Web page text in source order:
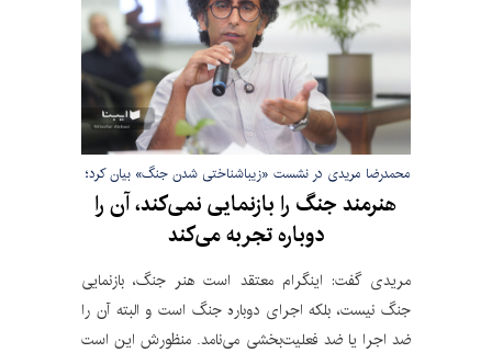
محمدرضا مریدی در نشست «زیباشناختی شدن جنگ» بیان کرد؛
هنرمند جنگ را بازنمایی نمی‌کند، آن را
دوباره تجربه می‌کند
مریدی گفت: اینگرام معتقد است هنر جنگ، بازنمایی
جنگ نیست، بلکه اجرای دوباره جنگ است و البته آن را
ضد اجرا یا ضد فعلیت‌بخشی می‌نامد. منظورش این است